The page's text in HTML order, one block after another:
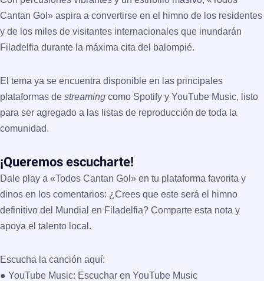
Cantan Gol» aspira a convertirse en el himno de los residentes
y de los miles de visitantes internacionales que inundarán
Filadelfia durante la máxima cita del balompié.
El tema ya se encuentra disponible en las principales
plataformas de streaming como Spotify y YouTube Music, listo
para ser agregado a las listas de reproducción de toda la
comunidad.
¡Queremos escucharte!
Dale play a «Todos Cantan Gol» en tu plataforma favorita y
dinos en los comentarios: ¿Crees que este será el himno
definitivo del Mundial en Filadelfia? Comparte esta nota y
apoya el talento local.
Escucha la canción aquí:
● YouTube Music: Escuchar en YouTube Music